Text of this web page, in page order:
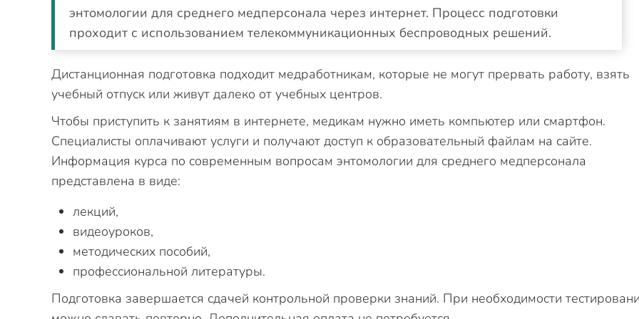
энтомологии для среднего медперсонала через интернет. Процесс подготовки
проходит с использованием телекоммуникационных беспроводных решений.
Дистанционная подготовка подходит медработникам, которые не могут прервать работу, взять
учебный отпуск или живут далеко от учебных центров.
Чтобы приступить к занятиям в интернете, медикам нужно иметь компьютер или смартфон.
Специалисты оплачивают услуги и получают доступ к образовательный файлам на сайте.
Информация курса по современным вопросам энтомологии для среднего медперсонала
представлена в виде:
лекций,
видеоуроков,
методических пособий,
профессиональной литературы.
Подготовка завершается сдачей контрольной проверки знаний. При необходимости